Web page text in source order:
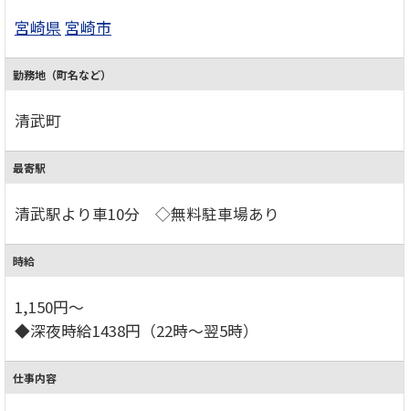
宮崎県 宮崎市
勤務地（町名など）
清武町
最寄駅
清武駅より車10分 ◇無料駐車場あり
時給
1,150円～
◆深夜時給1438円（22時～翌5時）
仕事内容